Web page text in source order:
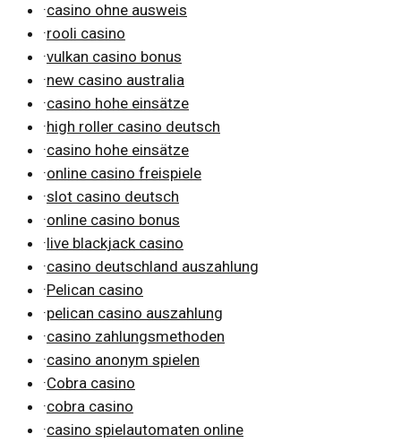
·casino ohne ausweis
·rooli casino
·vulkan casino bonus
·new casino australia
·casino hohe einsätze
·high roller casino deutsch
·casino hohe einsätze
·online casino freispiele
·slot casino deutsch
·online casino bonus
·live blackjack casino
·casino deutschland auszahlung
·Pelican casino
·pelican casino auszahlung
·casino zahlungsmethoden
·casino anonym spielen
·Cobra casino
·cobra casino
·casino spielautomaten online